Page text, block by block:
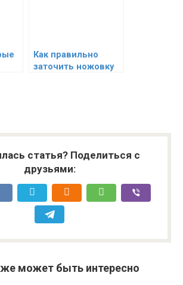
Как правильно
заточить ножовку
статья? Поделиться с
друзьями:
может быть интересно